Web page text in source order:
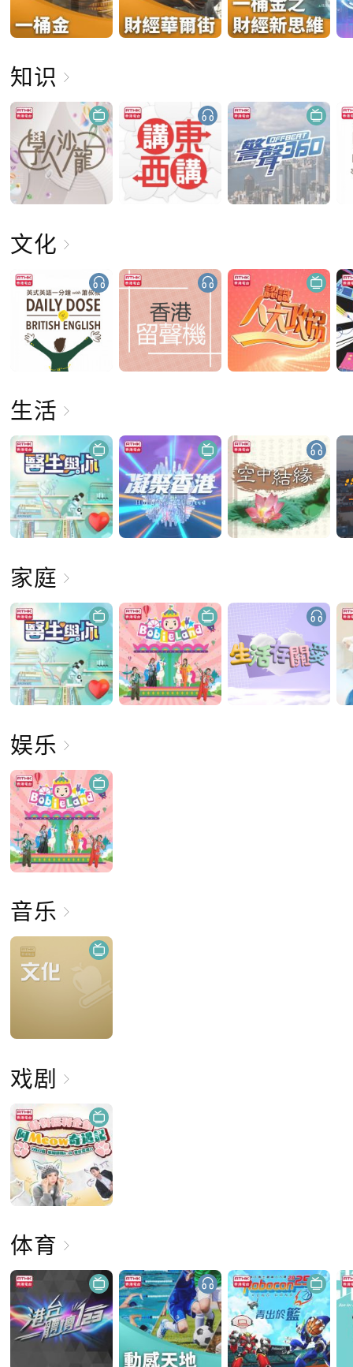
知识
文化
生活
家庭
娱乐
音乐
戏剧
体育